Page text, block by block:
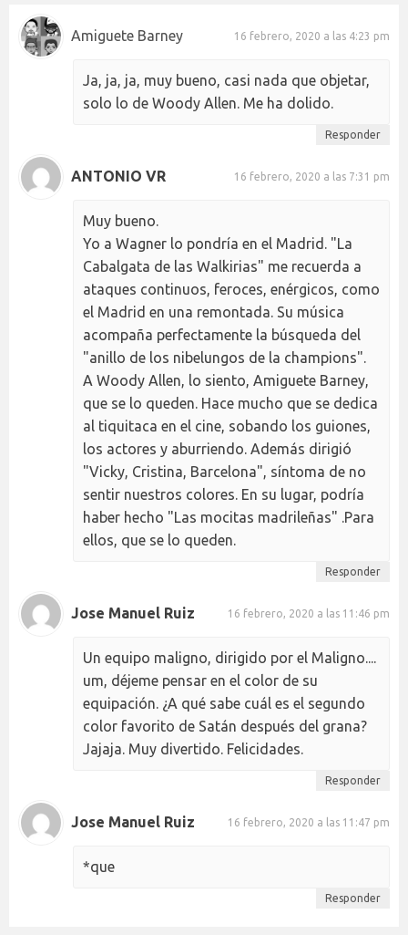
Amiguete Barney 16 febrero, 2020 a las 4:23 pm
Ja, ja, ja, muy bueno, casi nada que objetar,
solo lo de Woody Allen. Me ha dolido.
Responder
ANTONIO VR 16 febrero, 2020 a las 7:31 pm
Muy bueno.
Yo a Wagner lo pondría en el Madrid. "La
Cabalgata de las Walkirias" me recuerda a
ataques continuos, feroces, enérgicos, como
el Madrid en una remontada. Su música
acompaña perfectamente la búsqueda del
"anillo de los nibelungos de la champions".
A Woody Allen, lo siento, Amiguete Barney,
que se lo queden. Hace mucho que se dedica
al tiquitaca en el cine, sobando los guiones,
los actores y aburriendo. Además dirigió
"Vicky, Cristina, Barcelona", síntoma de no
sentir nuestros colores. En su lugar, podría
haber hecho "Las mocitas madrileñas" .Para
ellos, que se lo queden.
Responder
Jose Manuel Ruiz 16 febrero, 2020 a las 11:46 pm
Un equipo maligno, dirigido por el Maligno....
um, déjeme pensar en el color de su
equipación. ¿A qué sabe cuál es el segundo
color favorito de Satán después del grana?
Jajaja. Muy divertido. Felicidades.
Responder
Jose Manuel Ruiz 16 febrero, 2020 a las 11:47 pm
*que
Responder